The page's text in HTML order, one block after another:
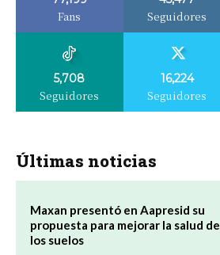
Fans Seguidores
5,708
Seguidores
16,224
Seguidores
Últimas noticias
Maxan presentó en Aapresid su
propuesta para mejorar la salud de
los suelos